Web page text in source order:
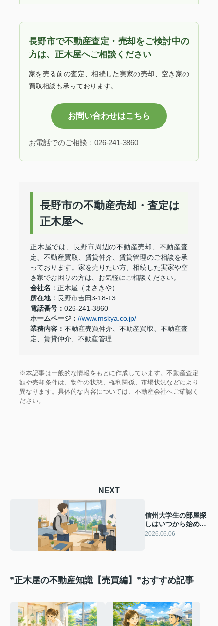
長野市で不動産査定・売却をご検討中の
方は、正木屋へご相談ください
家を売る前の査定、相続した実家の売却、空き家の
買取相談も承っております。
お問い合わせはこちら
お電話でのご相談：026-241-3860
長野市の不動産売却・査定は
正木屋へ
正木屋では、長野市周辺の不動産売却、不動産査
定、不動産買取、賃貸仲介、賃貸管理のご相談を承
っております。家を売りたい方、相続した実家や空
き家でお困りの方は、お気軽にご相談ください。
会社名： 正木屋（まさきや）
所在地： 長野市吉田3-18-13
電話番号： 026-241-3860
ホームページ： //www.mskya.co.jp/
業務内容：不動産売買仲介、不動産買取、不動産査
定、賃貸仲介、不動産管理
※本記事は一般的な情報をもとに作成しています。不動産査定
額や売却条件は、物件の状態、権利関係、市場状況などにより
異なります。具体的な内容については、不動産会社へご確認く
ださい。
NEXT
信州大学生の部屋探
しはいつから始め
る？2年生以降の住
2026.06.06
”正木屋の不動産知識【売買編】”おすすめ記事